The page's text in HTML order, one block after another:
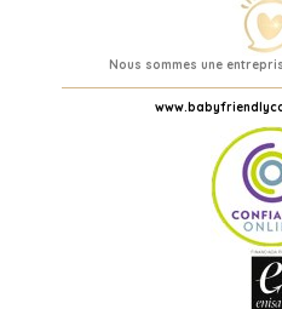
Nous sommes une